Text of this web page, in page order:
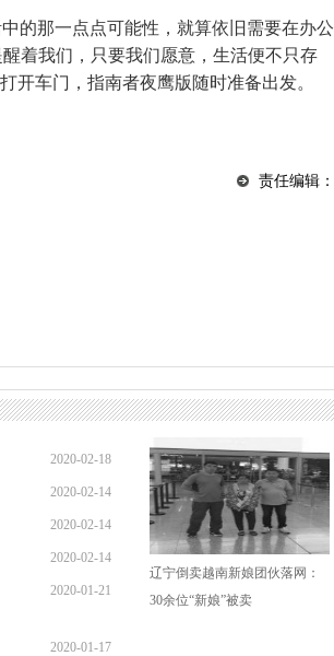
的那一点点可能性，就算依旧需要在办公
着我们，只要我们愿意，生活便不只存
车门，指南者夜鹰版随时准备出发。
责任编辑：
2020-02-18
2020-02-14
2020-02-14
2020-02-14
2020-01-21
2020-01-17
辽宁倒卖越南新娘团伙落网：
30余位“新娘”被卖